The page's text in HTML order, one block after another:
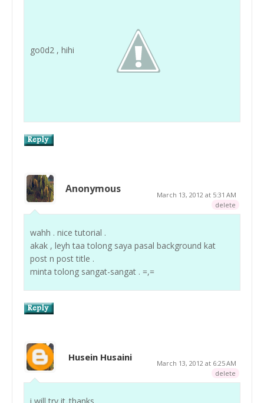
go0d2 , hihi
Anonymous
March 13, 2012 at 5:31 AM
delete
wahh . nice tutorial .
akak , leyh taa tolong saya pasal background kat
post n post title .
minta tolong sangat-sangat . =,=
Husein Husaini
March 13, 2012 at 6:25 AM
delete
i will try it..thanks